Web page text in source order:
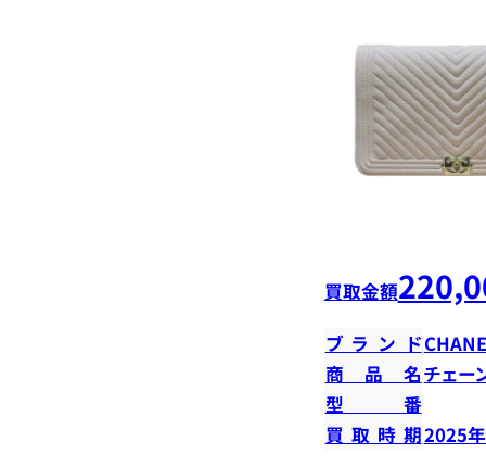
買取金額
ブランド
商品名チェー
型番
買取時期2025